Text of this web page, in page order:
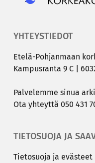
YHTEYSTIEDOT
Etelä-​Pohjanmaan
Kam­pus­ran­ta 9 C |
Pal­ve­lem­me sinua
Ota yh­teyt­tä 050 431
TIETOSUOJA JA
Tie­to­suo­ja ja eväs­teet